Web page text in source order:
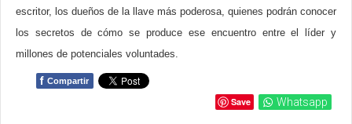
escritor, los dueños de la llave más poderosa, quienes podrán conocer
los secretos de cómo se produce ese encuentro entre el líder y
millones de potenciales voluntades.
f Compartir
Save Whatsapp